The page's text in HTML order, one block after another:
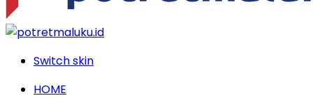
Switch skin
HOME